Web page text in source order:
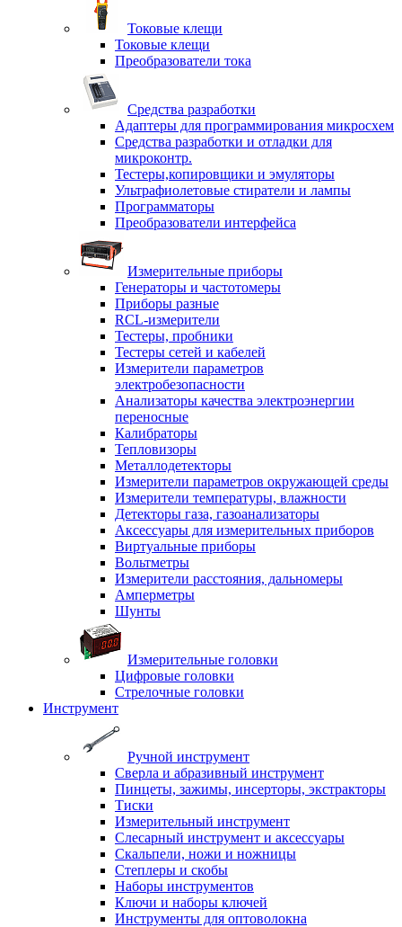
Токовые клещи
Токовые клещи
Преобразователи тока
Средства разработки
Адаптеры для программирования микросхем
Средства разработки и отладки для
микроконтр.
Тестеры,копировщики и эмуляторы
Ультрафиолетовые стиратели и лампы
Программаторы
Преобразователи интерфейса
Измерительные приборы
Генераторы и частотомеры
Приборы разные
RCL-измерители
Тестеры, пробники
Тестеры сетей и кабелей
Измерители параметров
электробезопасности
Анализаторы качества электроэнергии
переносные
Калибраторы
Тепловизоры
Металлодетекторы
Измерители параметров окружающей среды
Измерители температуры, влажности
Детекторы газа, газоанализаторы
Аксессуары для измерительных приборов
Виртуальные приборы
Вольтметры
Измерители расстояния, дальномеры
Амперметры
Шунты
Измерительные головки
Цифровые головки
Стрелочные головки
Инструмент
Ручной инструмент
Сверла и абразивный инструмент
Пинцеты, зажимы, инсерторы, экстракторы
Тиски
Измерительный инструмент
Слесарный инструмент и аксессуары
Скальпели, ножи и ножницы
Степлеры и скобы
Наборы инструментов
Ключи и наборы ключей
Инструменты для оптоволокна